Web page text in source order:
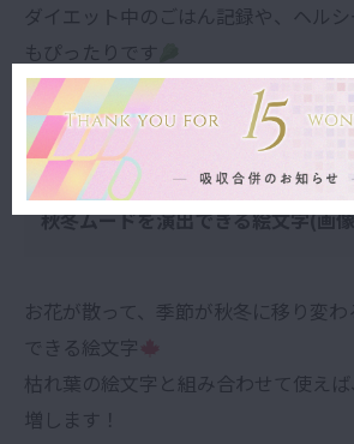
ダイエット中のごはん記録や、ヘル
もぴったりです
秋冬ムードを演出できる絵文字(画
お花が散って、季節が秋冬に移り変
できる絵文字
枯れ葉の絵文字と組み合わせて使え
増します！